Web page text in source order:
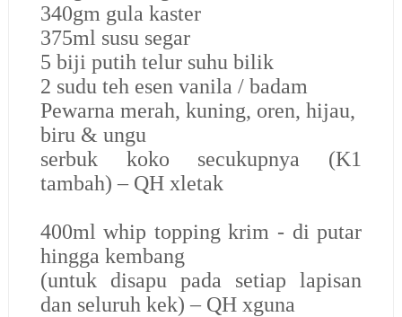
340gm gula kaster
375ml susu segar
5 biji putih telur suhu bilik
2 sudu teh esen vanila / badam
Pewarna merah, kuning, oren, hijau,
biru & ungu
serbuk koko secukupnya (K1
tambah) – QH xletak
400ml whip topping krim - di putar
hingga kembang
(untuk disapu pada setiap lapisan
dan seluruh kek) – QH xguna